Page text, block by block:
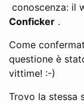
conoscenza: il
Conficker .
Come
questione è
vittime! :-)
Trovo la stessa